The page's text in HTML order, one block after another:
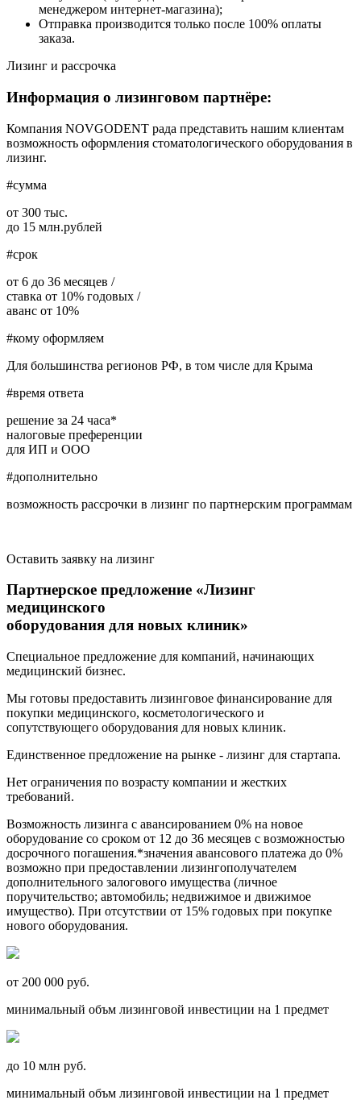
менеджером интернет-магазина);
Отправка производится только после 100% оплаты
заказа.
Лизинг и рассрочка
Информация о лизинговом партнёре:
Компания NOVGODENT рада представить нашим клиентам
возможность оформления стоматологического оборудования в
лизинг.
#сумма
от 300 тыс.
до 15 млн.рублей
#срок
от 6 до 36 месяцев /
ставка от 10% годовых /
аванс от 10%
#кому оформляем
Для большинства регионов РФ, в том числе для Крыма
#время ответа
решение за 24 часа*
налоговые преференции
для ИП и ООО
#дополнительно
возможность рассрочки в лизинг по партнерским программам
Оставить заявку на лизинг
Партнерское предложение «Лизинг
медицинского
оборудования для новых клиник»
Специальное предложение для компаний, начинающих
медицинский бизнес.
Мы готовы предоставить лизинговое финансирование для
покупки медицинского, косметологического и
сопутствующего оборудования для новых клиник.
Единственное предложение на рынке - лизинг для стартапа.
Нет ограничения по возрасту компании и жестких
требований.
Возможность лизинга с авансированием 0% на новое
оборудование со сроком от 12 до 36 месяцев с возможностью
досрочного погашения.*значения авансового платежа до 0%
возможно при предоставлении лизингополучателем
дополнительного залогового имущества (личное
поручительство; автомобиль; недвижимое и движимое
имущество). При отсутствии от 15% годовых при покупке
нового оборудования.
от 200 000 руб.
минимальный объм лизинговой инвестиции на 1 предмет
до 10 млн руб.
минимальный объм лизинговой инвестиции на 1 предмет